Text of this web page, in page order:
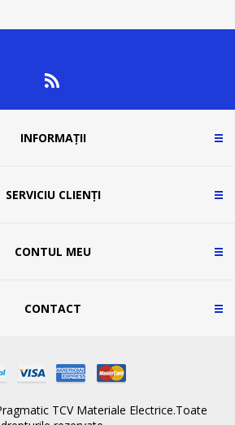
INFORMAȚII
SERVICIU CLIENȚI
CONTUL MEU
CONTACT
TCV Materiale Electrice.Toate